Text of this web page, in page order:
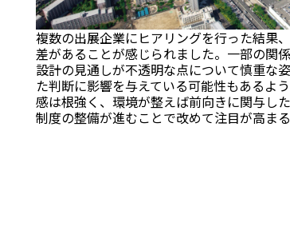
複数の出展企業にヒアリングを行った結果
差があることが感じられました。一部の関
設計の見通しが不透明な点について慎重な
た判断に影響を与えている可能性もあるよ
感は根強く、環境が整えば前向きに関与し
制度の整備が進むことで改めて注目が高ま